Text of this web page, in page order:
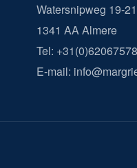
Watersnipweg 19-21
1341 AA Almere
Tel:
E-mail: